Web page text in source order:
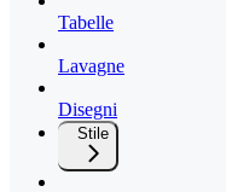
Tabelle
Lavagne
Disegni
Stile